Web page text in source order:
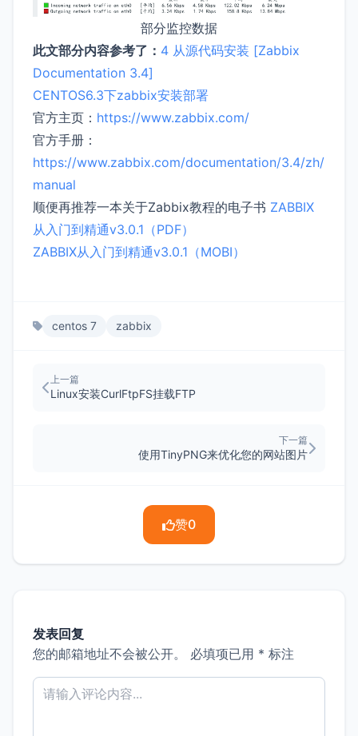
部分监控数据
此文部分内容参考了： 4 从源代码安装 [Zabbix
Documentation 3.4]
CENTOS6.3下zabbix安装部署
官方主页： https://www.zabbix.com/
官方手册：
https://www.zabbix.com/documentation/3.4/zh/
manual
顺便再推荐一本关于Zabbix教程的电子书 ZABBIX
从入门到精通v3.0.1（PDF）
ZABBIX从入门到精通v3.0.1（MOBI）
centos 7 zabbix
上一篇
Linux安装CurlFtpFS挂载FTP
下一篇
使用TinyPNG来优化您的网站图片
赞0
发表回复
您的邮箱地址不会被公开。
必填项已用 * 标注